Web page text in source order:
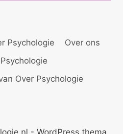
Psychologie
Over ons
Over Psychologie